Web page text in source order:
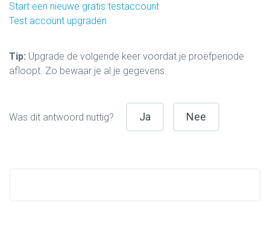
Start een nieuwe gratis testaccount
Test account upgraden
Tip: Upgrade de volgende keer voordat je proefperiode
afloopt. Zo bewaar je al je gegevens.
Was dit antwoord nuttig? Ja Nee